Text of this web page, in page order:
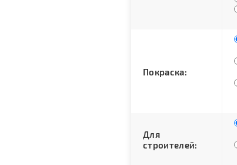
Покраска:
Для
строителей: